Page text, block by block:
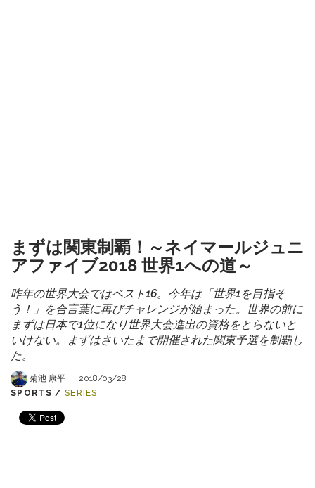
まずは関東制覇！～ネイマールジュニ
アファイブ2018 世界1への道～
昨年の世界大会ではベスト16。今年は「世界1を目指そ
う！」を合言葉に再びチャレンジが始まった。世界の前に
まずは日本で1位になり世界大会進出の資格をとらないと
いけない。まずはさいたまで開催された関東予選を制覇し
た。
菊池 康平
2018/03/28
SPORTS / SERIES